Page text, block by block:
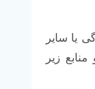
یا سایر
زیر